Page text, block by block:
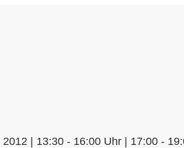
| 13:30 - 16:00 Uhr | 17:00 -